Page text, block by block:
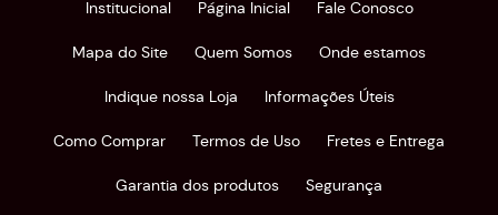
Institucional Página Inicial Fale Conosco
Mapa do Site Quem Somos Onde estamos
Indique nossa Loja Informações Úteis
Como Comprar Termos de Uso Fretes e Entrega
Garantia dos produtos Segurança